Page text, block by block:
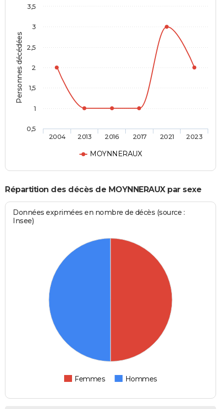
Personnes décédées
MOYNNERAUX
2004 2013 2016 2017 2021 2023
0,5
1
1,5
2
2,5
3
3,5
Répartition des décès de MOYNNERAUX par sexe
Données exprimées en nombre de décès (source :
Insee)
Femmes Hommes